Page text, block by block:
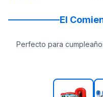
El
Perfecto para